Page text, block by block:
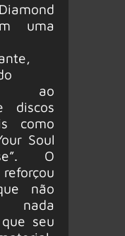
uma
ao
discos
como
Soul
O
não
nada
seu